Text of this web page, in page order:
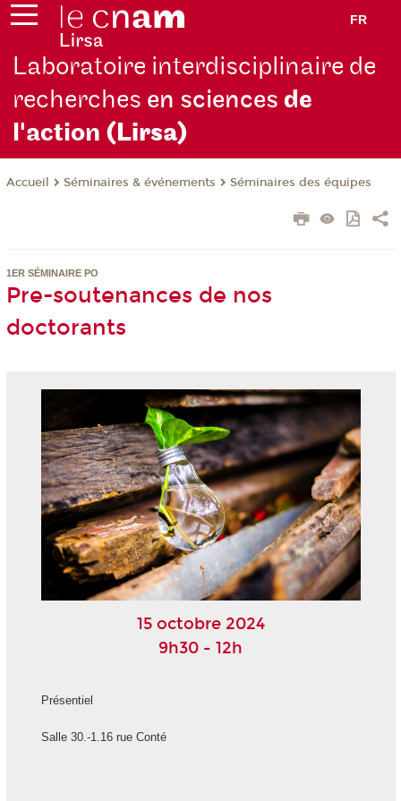
FR
Laboratoire interdisciplinaire de
recherches en sciencesde
l'action (Lirsa)
Accueil Séminaires & événements Séminaires des équipes
1ER SÉMINAIRE PO
Pre-soutenances de nos
doctorants
15 octobre 2024
9h30 - 12h
Présentiel
Salle 30.-1.16 rue Conté